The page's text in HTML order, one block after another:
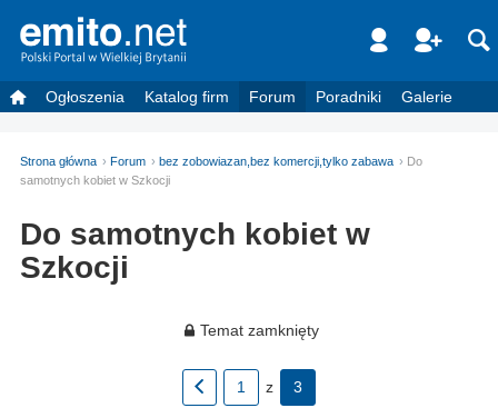
Ogłoszenia Katalog firm Forum Poradniki Galerie
Strona główna Forum bez zobowiazan,bez komercji,tylko zabawa
Do
samotnych kobiet w Szkocji
Do samotnych kobiet w
Szkocji
Temat zamknięty
1 z 3